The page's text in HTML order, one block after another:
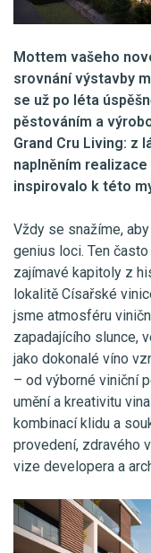
Mottem vašeho
srovnání výstavby
se už po léta
pěstováním a
Grand Cru Living: z
naplněním
inspirovalo k této
Vždy se snažíme,
genius loci. Ten
zajímavé kapitoly z
lokalitě Císařské
jsme atmosféru
zapadajícího slunce,
jako dokonalé víno
– od výborné viniční
umění a kreativitu
kombinací klidu a
provedení, zdravého
vize developera a